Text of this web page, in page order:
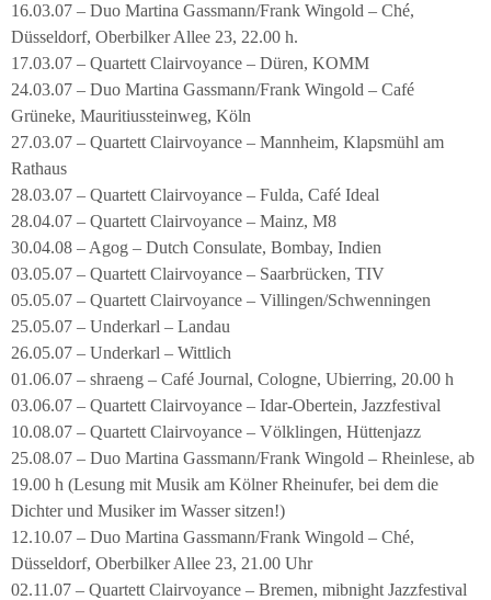
16.03.07 – Duo Martina Gassmann/Frank Wingold – Ché,
Düsseldorf, Oberbilker Allee 23, 22.00 h.
17.03.07 – Quartett Clairvoyance – Düren, KOMM
24.03.07 – Duo Martina Gassmann/Frank Wingold – Café
Grüneke, Mauritiussteinweg, Köln
27.03.07 – Quartett Clairvoyance – Mannheim, Klapsmühl am
Rathaus
28.03.07 – Quartett Clairvoyance – Fulda, Café Ideal
28.04.07 – Quartett Clairvoyance – Mainz, M8
30.04.08 – Agog – Dutch Consulate, Bombay, Indien
03.05.07 – Quartett Clairvoyance – Saarbrücken, TIV
05.05.07 – Quartett Clairvoyance – Villingen/Schwenningen
25.05.07 – Underkarl – Landau
26.05.07 – Underkarl – Wittlich
01.06.07 – shraeng – Café Journal, Cologne, Ubierring, 20.00 h
03.06.07 – Quartett Clairvoyance – Idar-Obertein, Jazzfestival
10.08.07 – Quartett Clairvoyance – Völklingen, Hüttenjazz
25.08.07 – Duo Martina Gassmann/Frank Wingold – Rheinlese, ab
19.00 h (Lesung mit Musik am Kölner Rheinufer, bei dem die
Dichter und Musiker im Wasser sitzen!)
12.10.07 – Duo Martina Gassmann/Frank Wingold – Ché,
Düsseldorf, Oberbilker Allee 23, 21.00 Uhr
02.11.07 – Quartett Clairvoyance – Bremen, mibnight Jazzfestival